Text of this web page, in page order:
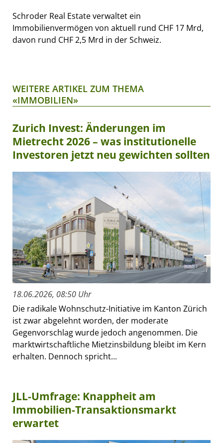
Schroder Real Estate verwaltet ein
Immobilienvermögen von aktuell rund CHF 17 Mrd,
davon rund CHF 2,5 Mrd in der Schweiz.
WEITERE ARTIKEL ZUM THEMA
«IMMOBILIEN»
Zurich Invest: Änderungen im
Mietrecht 2026 – was institutionelle
Investoren jetzt neu gewichten sollten
18.06.2026, 08:50 Uhr
Die radikale Wohnschutz-Initiative im Kanton Zürich
ist zwar abgelehnt worden, der moderate
Gegenvorschlag wurde jedoch angenommen. Die
marktwirtschaftliche Mietzinsbildung bleibt im Kern
erhalten. Dennoch spricht...
JLL-Umfrage: Knappheit am
Immobilien-Transaktionsmarkt
erwartet